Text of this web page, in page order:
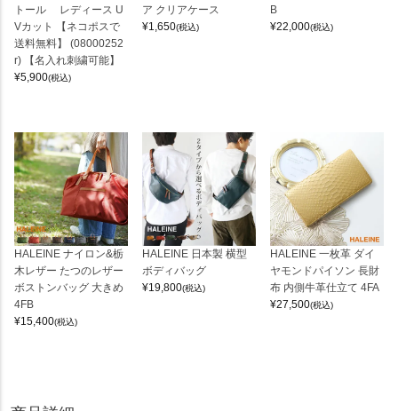
トール レディース U
Vカット 【ネコポスで
送料無料】 (08000252
r) 【名入れ刺繍可能】
¥5,900(税込)
ア クリアケース
¥1,650(税込)
B
¥22,000(税込)
HALEINE ナイロン&栃
木レザー たつのレザー
ボストンバッグ 大きめ
4FB
¥15,400(税込)
HALEINE 日本製 横型
ボディバッグ
¥19,800(税込)
HALEINE 一枚革 ダイ
ヤモンドパイソン 長財
布 内側牛革仕立て 4FA
¥27,500(税込)